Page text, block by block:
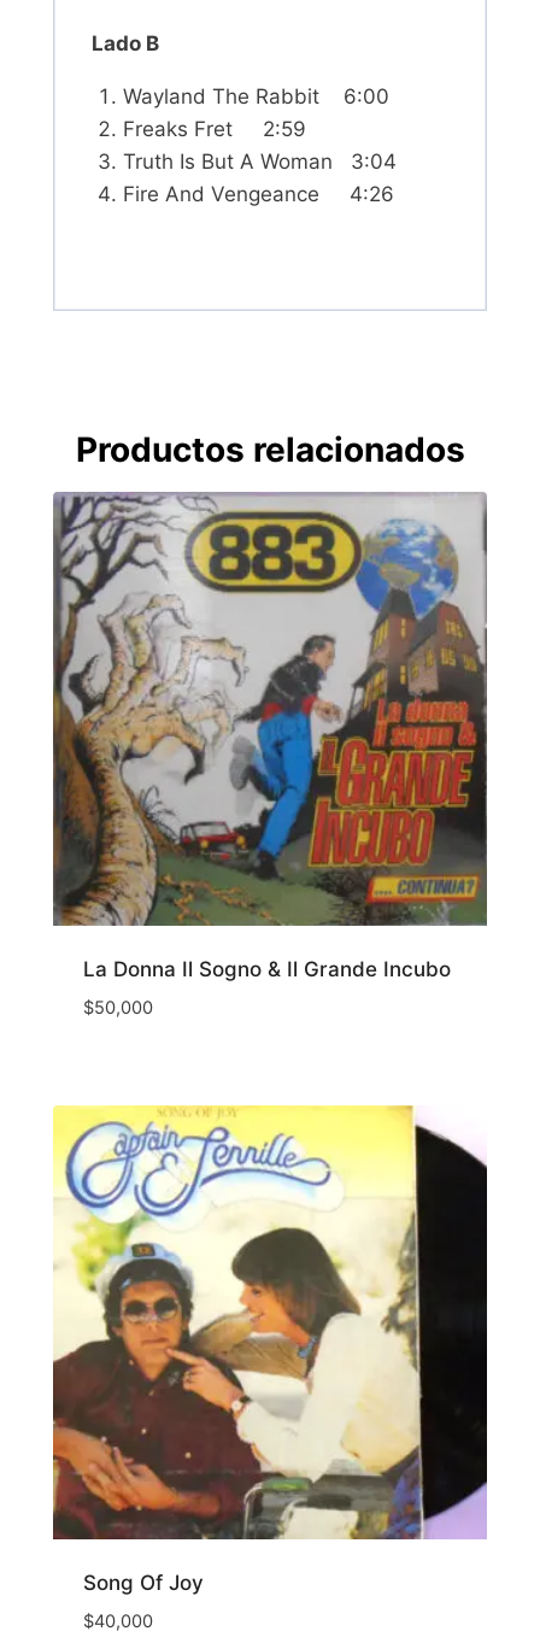
Lado B
Wayland The Rabbit 6:00
Freaks Fret 2:59
Truth Is But A Woman 3:04
Fire And Vengeance 4:26
Productos relacionados
La Donna Il Sogno & Il Grande Incubo
$50,000
Song Of Joy
$40,000